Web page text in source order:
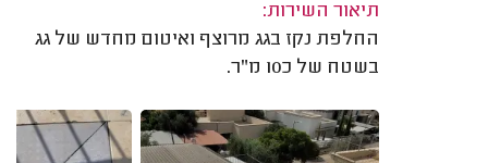
תיאור השירות:
החלפת נקז בגג מרוצף ואיטום מחדש של גג
בשטח של כ10 מ"ר.